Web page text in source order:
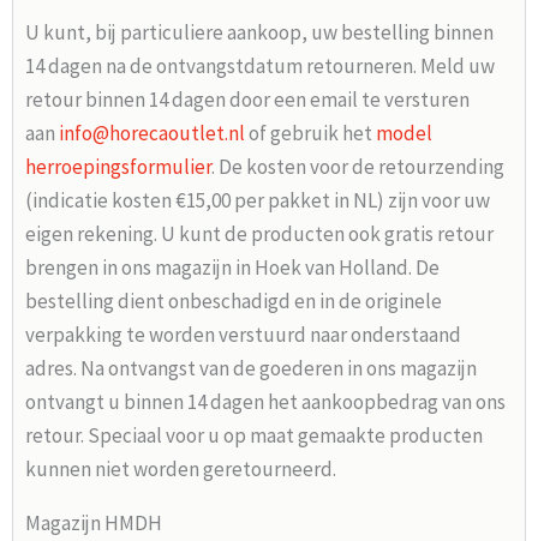
U kunt, bij particuliere aankoop, uw bestelling binnen
14 dagen na de ontvangstdatum retourneren. Meld uw
retour binnen 14 dagen door een email te versturen
aan info@horecaoutlet.nlof gebruik het model
herroepingsformulier. De kosten voor de retourzending
(indicatie kosten €15,00 per pakket in NL) zijn voor uw
eigen rekening. U kunt de producten ook gratis retour
brengen in ons magazijn in Hoek van Holland. De
bestelling dient onbeschadigd en in de originele
verpakking te worden verstuurd naar onderstaand
adres. Na ontvangst van de goederen in ons magazijn
ontvangt u binnen 14 dagen het aankoopbedrag van ons
retour. Speciaal voor u op maat gemaakte producten
kunnen niet worden geretourneerd.
Magazijn HMDH